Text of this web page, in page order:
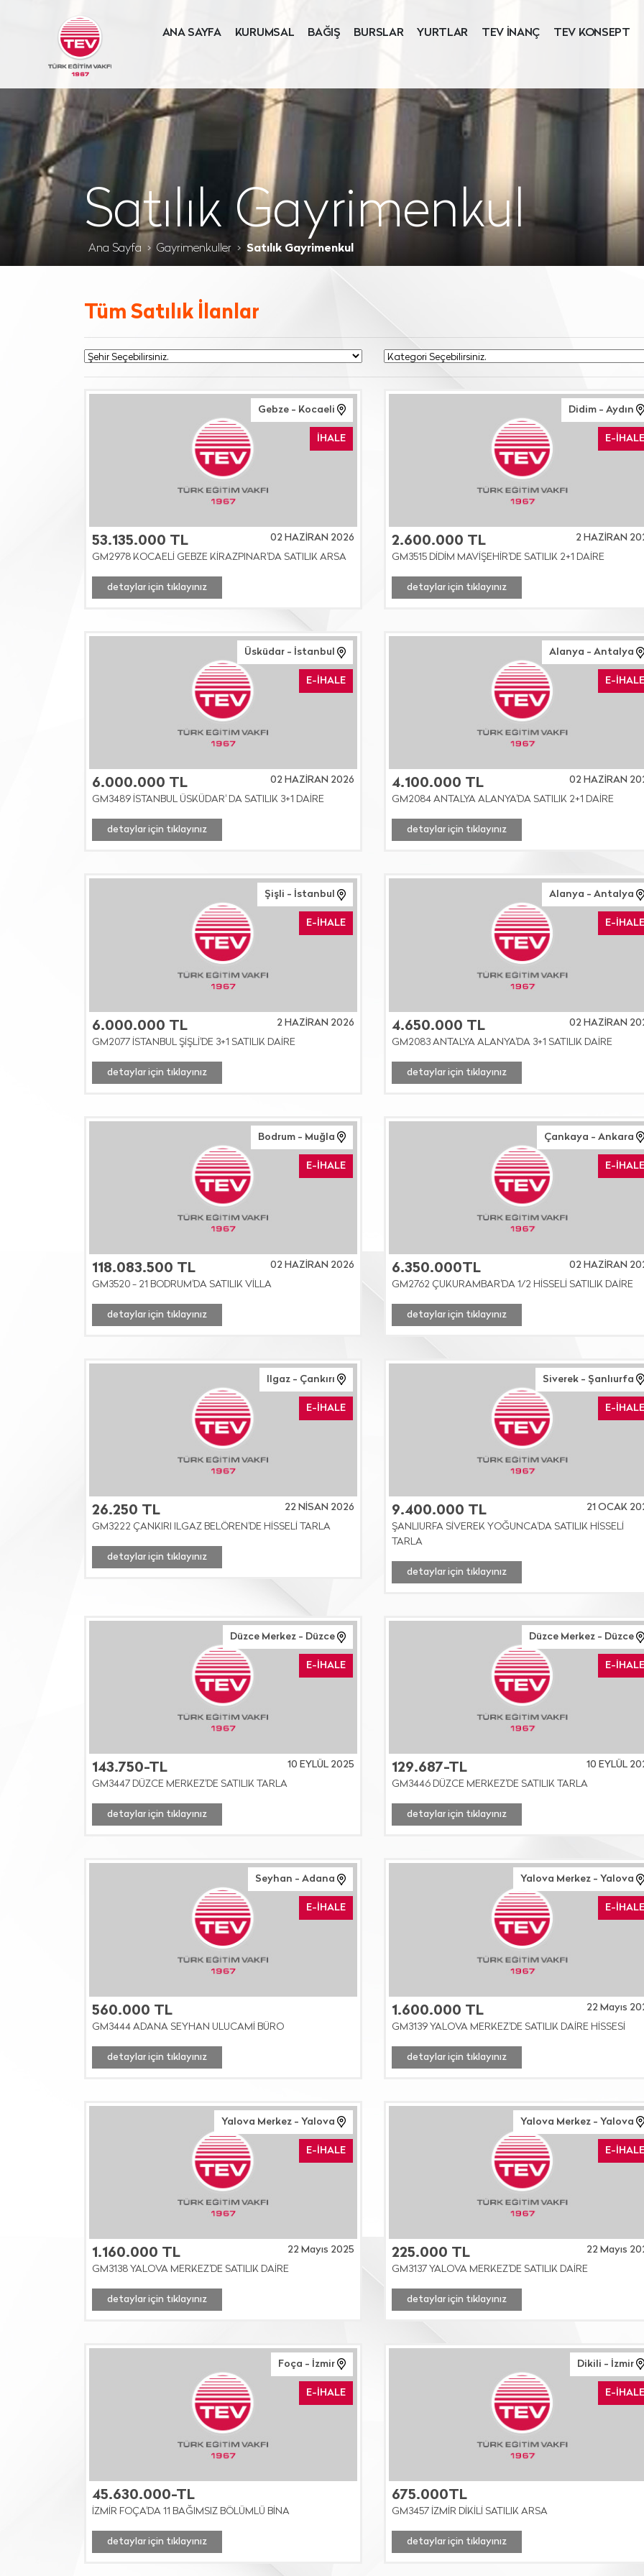
ANA SAYFA KURUMSAL BAĞIŞ BURSLAR YURTLAR TEV İNANÇ TEV KONSEPT
Satılık Gayrimenkul
Ana Sayfa Gayrimenkuller Satılık Gayrimenkul
Tüm Satılık İlanlar
Gebze - Kocaeli
İHALE
53.135.000 TL
02 HAZİRAN 2026
GM2978 KOCAELİ GEBZE KİRAZPINAR'DA SATILIK ARSA
detaylar için tıklayınız
Didim - Aydın
E-İHALE
2.600.000 TL
2 HAZİRAN
GM3515 DİDİM MAVİŞEHİR'DE SATILIK 2+1 DAİRE
detaylar için tıklayınız
Üsküdar - İstanbul
E-İHALE
6.000.000 TL
02 HAZİRAN 2026
GM3489 İSTANBUL ÜSKÜDAR' DA SATILIK 3+1 DAİRE
detaylar için tıklayınız
Alanya - Antalya
E-İHALE
4.100.000 TL
02 HAZİRAN
GM2084 ANTALYA ALANYA'DA SATILIK 2+1 DAİRE
detaylar için tıklayınız
Şişli - İstanbul
E-İHALE
6.000.000 TL
2 HAZİRAN 2026
GM2077 İSTANBUL ŞİŞLİ'DE 3+1 SATILIK DAİRE
detaylar için tıklayınız
Alanya - Antalya
E-İHALE
4.650.000 TL
02 HAZİRAN
GM2083 ANTALYA ALANYA'DA 3+1 SATILIK DAİRE
detaylar için tıklayınız
Bodrum - Muğla
E-İHALE
118.083.500 TL
02 HAZİRAN 2026
GM3520 - 21 BODRUM'DA SATILIK VİLLA
detaylar için tıklayınız
Çankaya - Ankara
E-İHALE
6.350.000TL
02 HAZİRAN
GM2762 ÇUKURAMBAR'DA 1/2 HİSSELİ SATILIK DAİRE
detaylar için tıklayınız
Ilgaz - Çankırı
E-İHALE
26.250 TL
22 NİSAN 2026
GM3222 ÇANKIRI ILGAZ BELÖREN'DE HİSSELİ TARLA
detaylar için tıklayınız
Siverek - Şanlıurfa
E-İHALE
9.400.000 TL
21 OCAK
ŞANLIURFA SİVEREK YOĞUNCA'DA SATILIK HİSSELİ
TARLA
detaylar için tıklayınız
Düzce Merkez - Düzce
E-İHALE
143.750-TL
10 EYLÜL 2025
GM3447 DÜZCE MERKEZ'DE SATILIK TARLA
detaylar için tıklayınız
Düzce Merkez - Düzce
E-İHALE
129.687-TL
10 EYLÜL
GM3446 DÜZCE MERKEZ'DE SATILIK TARLA
detaylar için tıklayınız
Seyhan - Adana
E-İHALE
560.000 TL
GM3444 ADANA SEYHAN ULUCAMİ BÜRO
detaylar için tıklayınız
Yalova Merkez - Yalova
E-İHALE
1.600.000 TL
22 Mayıs
GM3139 YALOVA MERKEZ'DE SATILIK DAİRE HİSSESİ
detaylar için tıklayınız
Yalova Merkez - Yalova
E-İHALE
1.160.000 TL
22 Mayıs 2025
GM3138 YALOVA MERKEZ'DE SATILIK DAİRE
detaylar için tıklayınız
Yalova Merkez - Yalova
E-İHALE
225.000 TL
22 Mayıs
GM3137 YALOVA MERKEZ'DE SATILIK DAİRE
detaylar için tıklayınız
Foça - İzmir
E-İHALE
45.630.000-TL
İZMİR FOÇA'DA 11 BAĞIMSIZ BÖLÜMLÜ BİNA
detaylar için tıklayınız
Dikili - İzmir
E-İHALE
675.000TL
GM3457 İZMİR DİKİLİ SATILIK ARSA
detaylar için tıklayınız